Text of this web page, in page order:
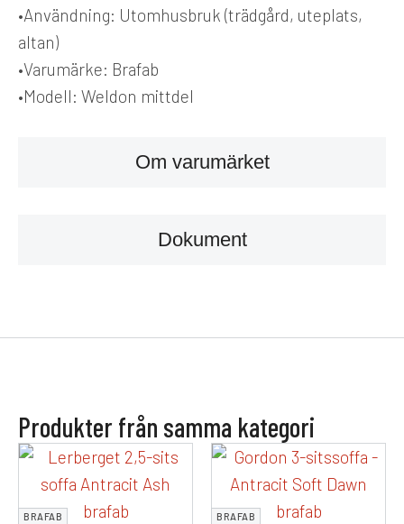
Om varumärket
Dokument
•Användning: Utomhusbruk (trädgård, uteplats,
altan)
•Varumärke: Brafab
•Modell: Weldon mittdel
Produkter från samma kategori
BRAFAB BRAFAB